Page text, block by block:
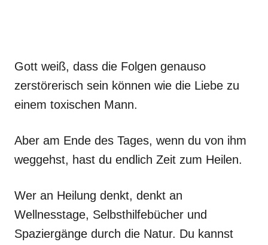
Gott weiß, dass die Folgen genauso
zerstörerisch sein können wie die Liebe zu
einem toxischen Mann.
Aber am Ende des Tages, wenn du von ihm
weggehst, hast du endlich Zeit zum Heilen.
Wer an Heilung denkt, denkt an
Wellnesstage, Selbsthilfebücher und
Spaziergänge durch die Natur. Du kannst